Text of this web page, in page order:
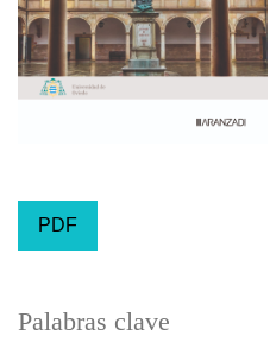
PDF
Palabras clave